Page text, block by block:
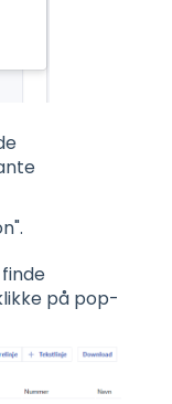
på pop-